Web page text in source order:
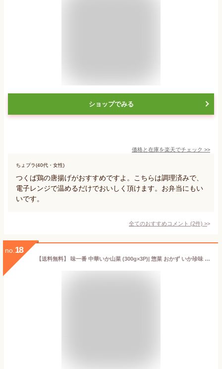
ショップでみる
価格と在庫を楽天でチェック >>
ちょプラ(40代・女性)
つくば鶏の唐揚げがおすすめですよ。こちらは調理済みで、
電子レンジで温めるだけでおいしく頂けます。お弁当にもい
いです。
全てのおすすめコメント (2件) >
no. 18
【送料無料】 味一番 中華いか山菜 (300g×3P)| 惣菜 おかず いか珍味 烏賊 イカ 山菜 おつまみ つまみ お酒 焼酎 家飲み 酒の肴 晩酌のお供 茨城 グルメ 海鮮 魚貝 魚介 冷凍保存 酒のつまみ 食品 手土産 冷凍食品 肴 一人暮らし 簡単 ご飯 の お供 美味しい おすすめ 小鉢